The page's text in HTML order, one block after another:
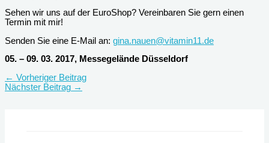
Sehen wir uns auf der EuroShop? Vereinbaren Sie gern einen
Termin mit mir!
Senden Sie eine E-Mail an: gina.nauen@vitamin11.de
05. – 09. 03. 2017, Messegelände Düsseldorf
← Vorheriger Beitrag
Nächster Beitrag →